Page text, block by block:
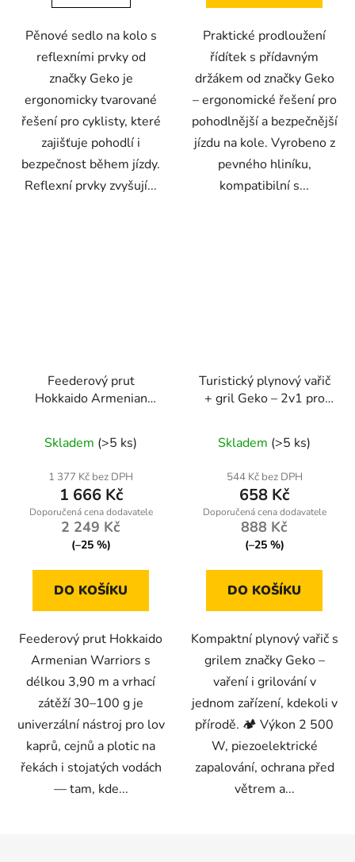
Pěnové sedlo na kolo s
reflexními prvky od
značky Geko je
ergonomicky tvarované
řešení pro cyklisty, které
zajišťuje pohodlí i
bezpečnost během jízdy.
Reflexní prvky zvyšují...
Praktické prodloužení
řídítek s přídavným
držákem od značky Geko
– ergonomické řešení pro
pohodlnější a bezpečnější
jízdu na kole. Vyrobeno z
pevného hliníku,
kompatibilní s...
Feederový prut
Hokkaido Armenian
100 g
Skladem (>5 ks)
1 377 Kč bez DPH
1 666 Kč
2 249 Kč
(–25 %)
DO KOŠÍKU
Feederový prut Hokkaido
Armenian Warriors s
délkou 3,90 m a vrhací
zátěží 30–100 g je
univerzální nástroj pro lov
kaprů, cejnů a plotic na
řekách i stojatých vodách
— tam, kde...
Turistický plynový vařič
+ gril Geko – 2v1 pro
Skladem (>5 ks)
544 Kč bez DPH
658 Kč
888 Kč
(–25 %)
DO KOŠÍKU
Kompaktní plynový vařič s
grilem značky Geko –
vaření i grilování v
jednom zařízení, kdekoli v
přírodě. 🏕️ Výkon 2 500
W, piezoelektrické
zapalování, ochrana před
větrem a...